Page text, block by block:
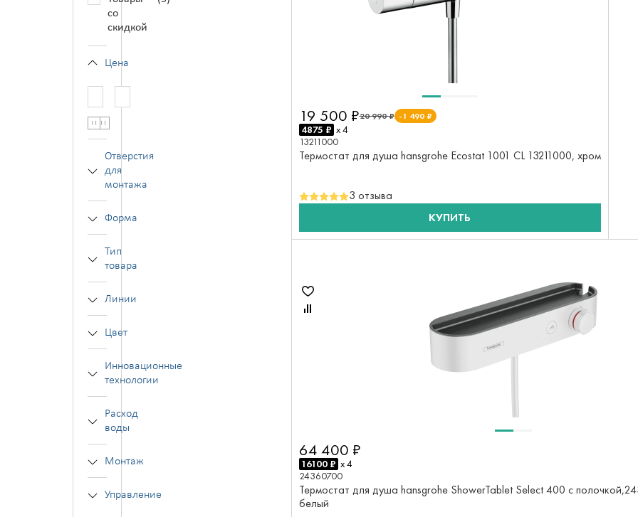
со
скидкой
Цена
Отверстия
для
монтажа
Форма
Тип
товара
Линии
Цвет
Инновационные
технологии
Расход
воды
Монтаж
Управление
20 990 ₽ -1 490 ₽
19 500 ₽
4875 ₽ x 4
13211000
Термостат для душа hansgrohe Ecostat 1001 CL 13211000, хром
3 отзыва
КУПИТЬ
64 400 ₽
16100 ₽ x 4
24360700
Термостат для душа hansgrohe ShowerTablet Select 400 с
белый